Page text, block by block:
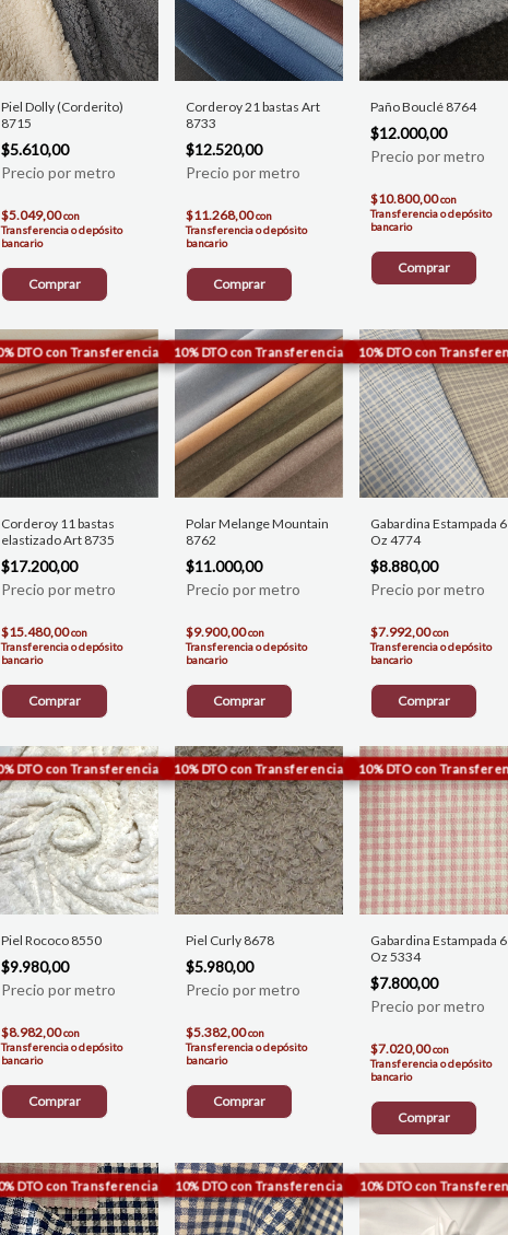
Piel Dolly (Corderito)
8715
$5.610,00
$5.049,00con
Transferencia o depósito
bancario
Comprar
Corderoy 21 bastas Art
8733
$12.520,00
$11.268,00con
Transferencia o depósito
bancario
Comprar
Paño Bouclé 8764
$12.000,00
$10.800,00con
Transferencia o depósito
bancario
Comprar
Corderoy 11 bastas
elastizado Art 8735
$17.200,00
$15.480,00con
Transferencia o depósito
bancario
Comprar
Polar Melange Mountain
8762
$11.000,00
$9.900,00con
Transferencia o depósito
bancario
Comprar
Gabardina Estampada 6
Oz 4774
$8.880,00
$7.992,00con
Transferencia o depósito
bancario
Comprar
Piel Rococo 8550
$9.980,00
$8.982,00con
Transferencia o depósito
bancario
Comprar
Piel Curly 8678
$5.980,00
$5.382,00con
Transferencia o depósito
bancario
Comprar
Gabardina Estampada 6
Oz 5334
$7.800,00
$7.020,00con
Transferencia o depósito
bancario
Comprar